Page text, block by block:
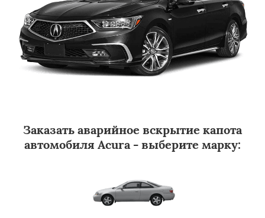
Заказать аварийное вскрытие капота
автомобиля Acura - выберите марку: